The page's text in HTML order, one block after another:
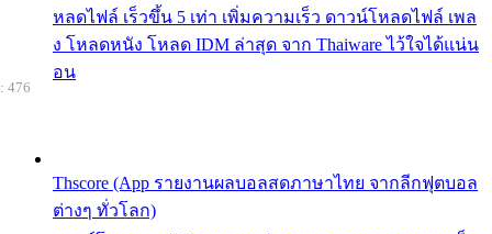
หลดไฟล์ เร็วขึ้น 5 เท่า เพิ่มความเร็ว ดาวน์โหลดไฟล์ เพล
ง โหลดหนัง โหลด IDM ล่าสุด จาก Thaiware ไว้ใจได้แน่น
อน
Thscore (App รายงานผลบอลสดภาษาไทย จากลีกฟุตบอล
ต่างๆ ทั่วโลก)
476